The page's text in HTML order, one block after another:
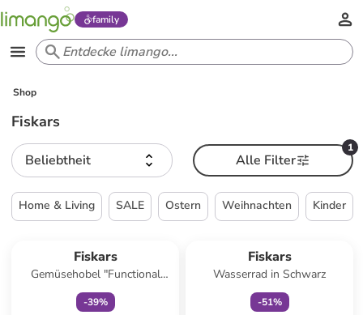
family
Shop
Fiskars
Beliebtheit
1
Alle Filter
Home & Living SALE Ostern Weihnachten Kinder
Fiskars
Gemüsehobel "Functional
Form" in Schwarz - (H)31,8
cm
-39%
Fiskars
Wasserrad in Schwarz
-51%